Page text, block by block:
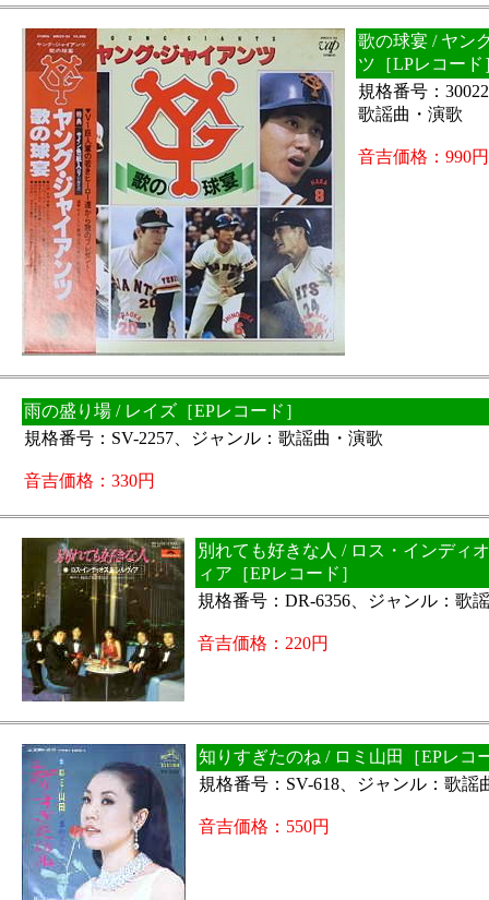
歌の球宴 / ヤン
ツ［LPレコード
規格番号：
歌謡曲・演歌
音吉価格：990円
雨の盛り場 / レイズ［EPレコード］
規格番号：SV-2257、ジャンル：歌謡曲・演歌
音吉価格：330円
別れても好きな人 / ロス・インディ
ィア［EPレコード］
規格番号：DR-6356、ジャンル：歌
音吉価格：220円
知りすぎたのね / ロミ山田［EPレコ
規格番号：SV-618、ジャンル：歌謡
音吉価格：550円